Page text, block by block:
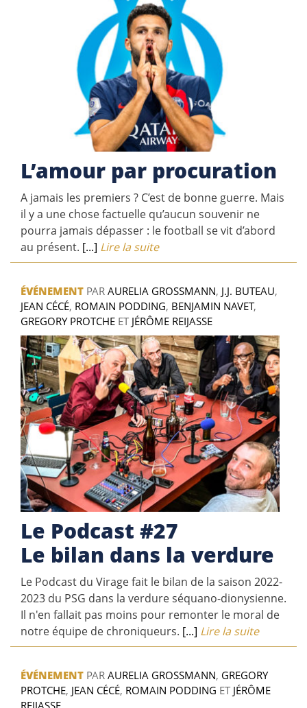
L’amour par procuration
A jamais les premiers ? C’est de bonne guerre. Mais
il y a une chose factuelle qu’aucun souvenir ne
pourra jamais dépasser : le football se vit d’abord
au présent. [...] Lire la suite
ÉVÉNEMENT PAR AURELIA GROSSMANN, J.J. BUTEAU,
JEAN CÉCÉ, ROMAIN PODDING, BENJAMIN NAVET,
GREGORY PROTCHE ET JÉRÔME REIJASSE
Le Podcast #27
Le bilan dans la verdure
Le Podcast du Virage fait le bilan de la saison 2022-
2023 du PSG dans la verdure séquano-dionysienne.
Il n'en fallait pas moins pour remonter le moral de
notre équipe de chroniqueurs. [...] Lire la suite
ÉVÉNEMENT PAR AURELIA GROSSMANN, GREGORY
PROTCHE, JEAN CÉCÉ, ROMAIN PODDING ET JÉRÔME